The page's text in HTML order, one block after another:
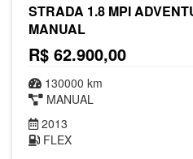
STRADA 1.8 MPI
MANUAL
R$ 62.900,00
130000 km
MANUAL
2013
FLEX